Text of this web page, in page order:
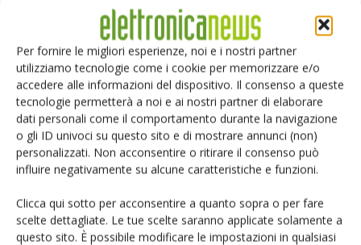
Per fornire le migliori esperienze, noi e i nostri partner
utilizziamo tecnologie come i cookie per memorizzare e/o
accedere alle informazioni del dispositivo. Il consenso a queste
tecnologie permetterà a noi e ai nostri partner di elaborare
dati personali come il comportamento durante la navigazione
o gli ID univoci su questo sito e di mostrare annunci (non)
personalizzati. Non acconsentire o ritirare il consenso può
influire negativamente su alcune caratteristiche e funzioni.
Clicca qui sotto per acconsentire a quanto sopra o per fare
scelte dettagliate. Le tue scelte saranno applicate solamente a
questo sito. È possibile modificare le impostazioni in qualsiasi
TAG CISPR 32
compatibilità elettromagnetica
Componenti passivi
EMC
interferenze elettromagnetiche
nanocristallino
schermatura elettromagnetica
supply chain elettronica
WE-FNCS Würth Elektronik
Facebook Twitter